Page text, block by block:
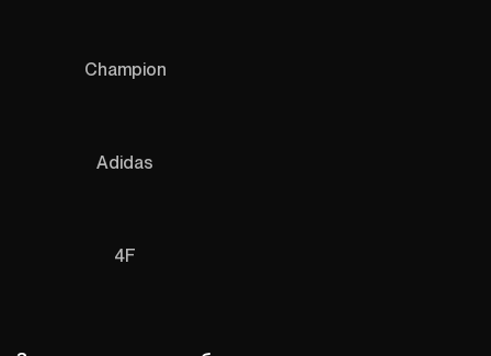
Champion
Adidas
4F